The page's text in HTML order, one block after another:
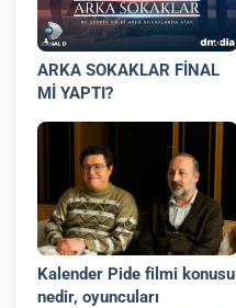
ARKA SOKAKLAR FİNAL
Mİ YAPTI?
Kalender Pide filmi konusu
nedir, oyuncuları